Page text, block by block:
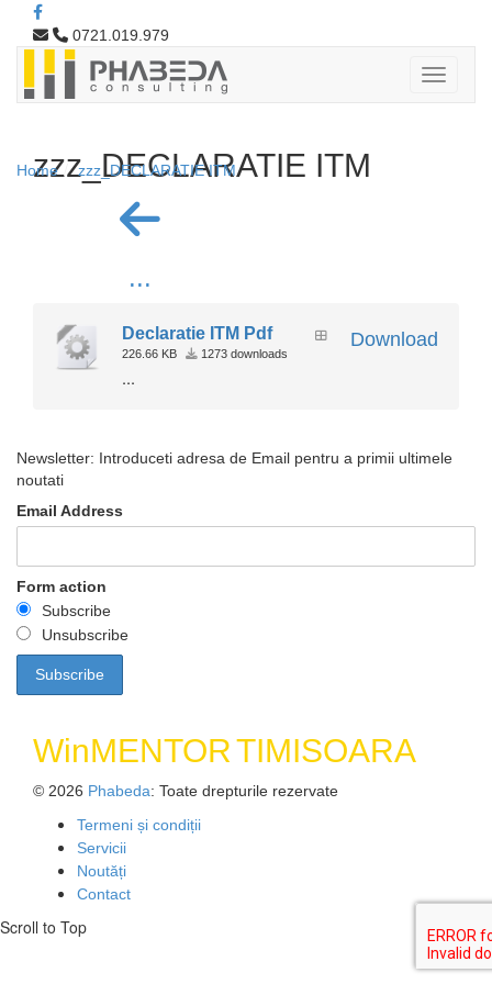
0721.019.979
zzz_DECLARATIE ITM
Home zzz_DECLARATIE ITM
...
Download
Declaratie ITM Pdf
226.66 KB 1273 downloads
...
Newsletter: Introduceti adresa de Email pentru a primii ultimele
noutati
Email Address
Form action
Subscribe
Unsubscribe
WinMENTORTIMISOARA
© 2026 Phabeda: Toate drepturile rezervate
Termeni și condiții
Servicii
Noutăți
Contact
Scroll to Top